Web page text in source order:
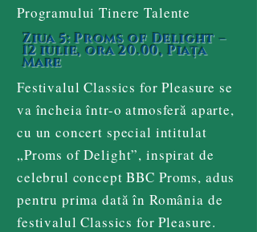
Programului Tinere Talente
Ziua 5: Proms of Delight –
12 iulie, ora 20.00, Piața
Mare
Festivalul Classics for Pleasure se
va încheia într-o atmosferă aparte,
cu un concert special intitulat
„Proms of Delight”, inspirat de
celebrul concept BBC Proms, adus
pentru prima dată în România de
festivalul Classics for Pleasure.